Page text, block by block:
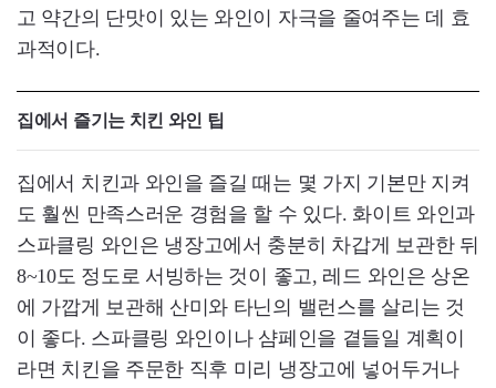
고 약간의 단맛이 있는 와인이 자극을 줄여주는 데 효
과적이다.
집에서 즐기는 치킨 와인 팁
집에서 치킨과 와인을 즐길 때는 몇 가지 기본만 지켜
도 훨씬 만족스러운 경험을 할 수 있다. 화이트 와인과
스파클링 와인은 냉장고에서 충분히 차갑게 보관한 뒤
8~10도 정도로 서빙하는 것이 좋고, 레드 와인은 상온
에 가깝게 보관해 산미와 타닌의 밸런스를 살리는 것
이 좋다. 스파클링 와인이나 샴페인을 곁들일 계획이
라면 치킨을 주문한 직후 미리 냉장고에 넣어두거나